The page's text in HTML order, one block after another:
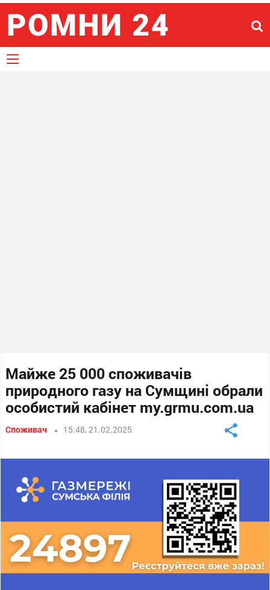
Майже 25 000 споживачів
природного газу на Сумщині обрали
особистий кабінет my.grmu.com.ua
Споживач 15:48, 21.02.2025